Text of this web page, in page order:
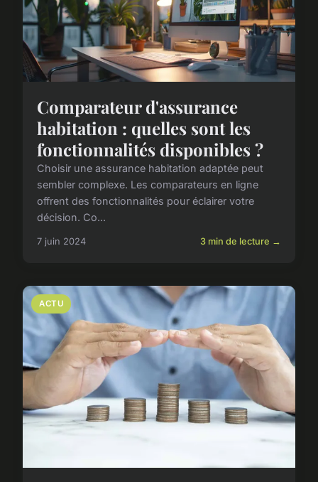
Comparateur d'assurance
habitation : quelles sont les
fonctionnalités disponibles ?
Choisir une assurance habitation adaptée peut
sembler complexe. Les comparateurs en ligne
offrent des fonctionnalités pour éclairer votre
décision. Co...
7 juin 2024 3 min de lecture →
ACTU